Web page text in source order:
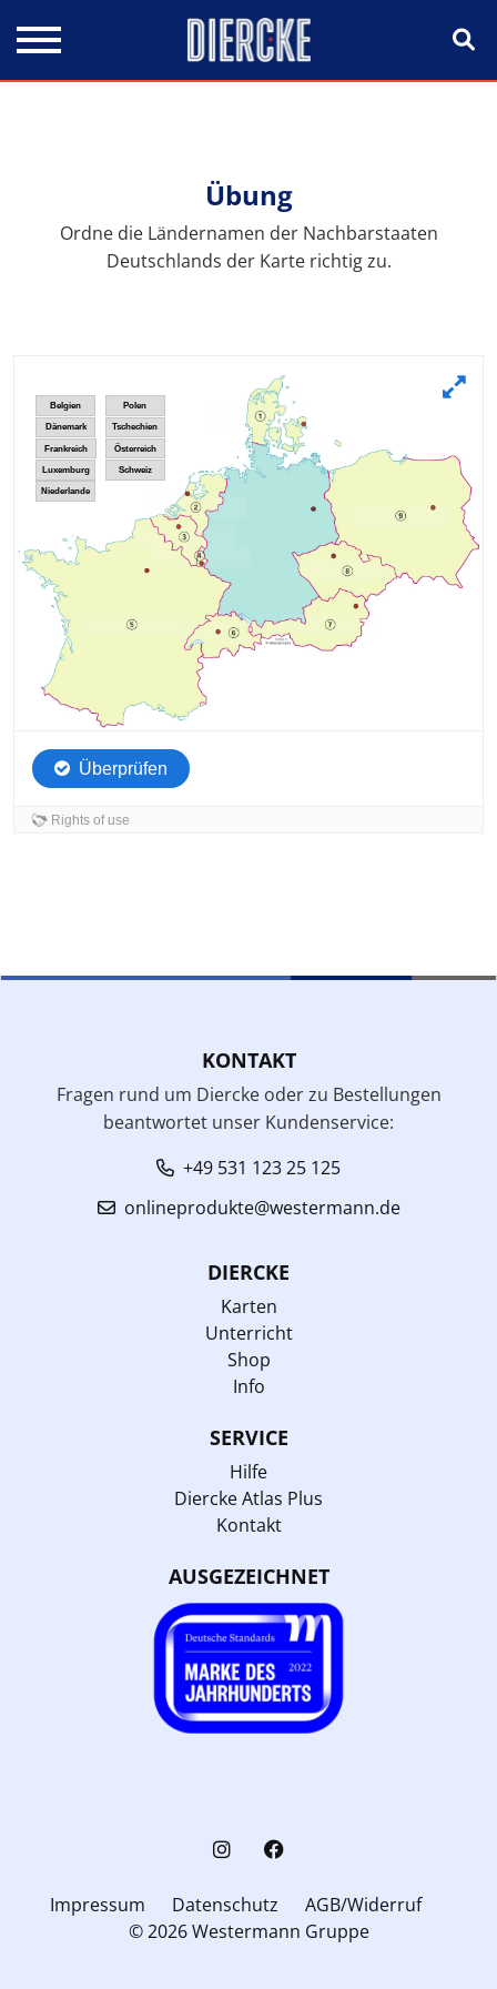
Übung
Ordne die Ländernamen der Nachbarstaaten
Deutschlands der Karte richtig zu.
KONTAKT
Fragen rund um Diercke oder zu Bestellungen
beantwortet unser Kundenservice:
+49 531 123 25 125
onlineprodukte@westermann.de
DIERCKE
Karten
Unterricht
Shop
Info
SERVICE
Hilfe
Diercke Atlas Plus
Kontakt
AUSGEZEICHNET
Impressum Datenschutz
AGB/Widerruf
© 2026 Westermann Gruppe